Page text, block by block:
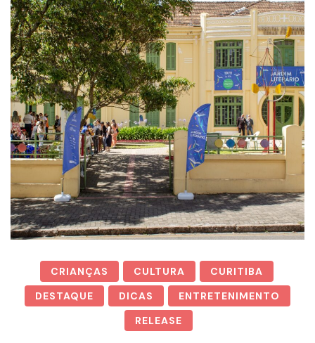
CRIANÇAS CULTURA
CURITIBA
DESTAQUE
DICAS
ENTRETENIMENTO
RELEASE